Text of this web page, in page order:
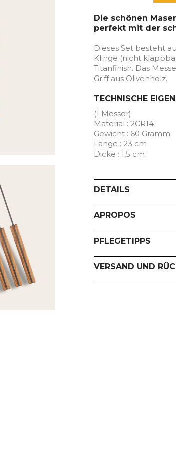
Die schönen
perfekt mit der
Dieses Set besteht
Klinge (nicht
Titanfinish. Das
Griff aus Olivenholz.
TECHNISCHE
(1 Messer)
Material : 2CR14
Gewicht : 60 Gramm
Länge : 23 cm
Dicke : 1,5 cm
DETAILS
APROPOS
PFLEGETIPPS
VERSAND UND